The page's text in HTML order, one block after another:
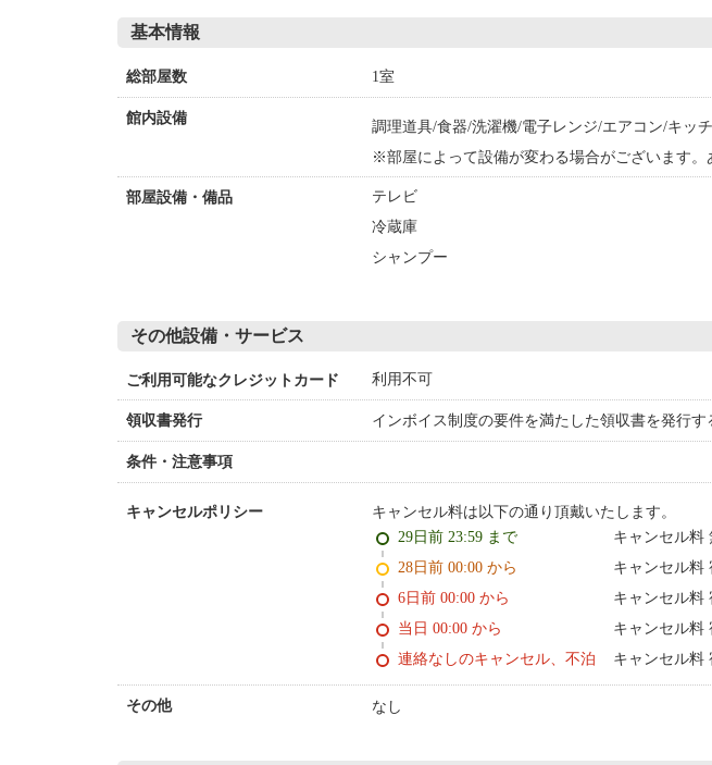
基本情報
総部屋数 1室
館内設備
調理道具/食器/洗濯機/電子レンジ/エアコン/キッ
※部屋によって設備が変わる場合がございます。
部屋設備・備品 テレビ
冷蔵庫
シャンプー
その他設備・サービス
ご利用可能なクレジットカード 利用不可
領収書発行 インボイス制度の要件を満たした領収書を発行す
条件・注意事項
キャンセルポリシー キャンセル料は以下の通り頂戴いたします。
29日前 23:59 まで
キャンセル料
28日前 00:00 から
キャンセル料
6日前 00:00 から
キャンセル料
当日 00:00 から
キャンセル料
連絡なしのキャンセル、不泊
キャンセル料
その他 なし